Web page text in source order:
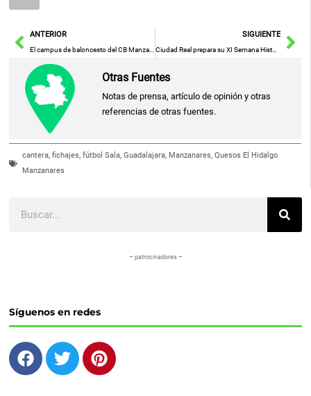
AntANTERIOR
El campus de baloncesto del CB Manzanares cumple veinte años
SIGUIENTE
Ciudad Real prepara su XI Semana Histórica del 13 al 19 de julio
Otras Fuentes
Notas de prensa, artículo de opinión y otras
referencias de otras fuentes.
cantera,fichajes,fútbol Sala,Guadalajara, Manzanares,Quesos El Hidalgo
Manzanares
– patrocinadores –
Síguenos en redes
F
a
T
w
P
i